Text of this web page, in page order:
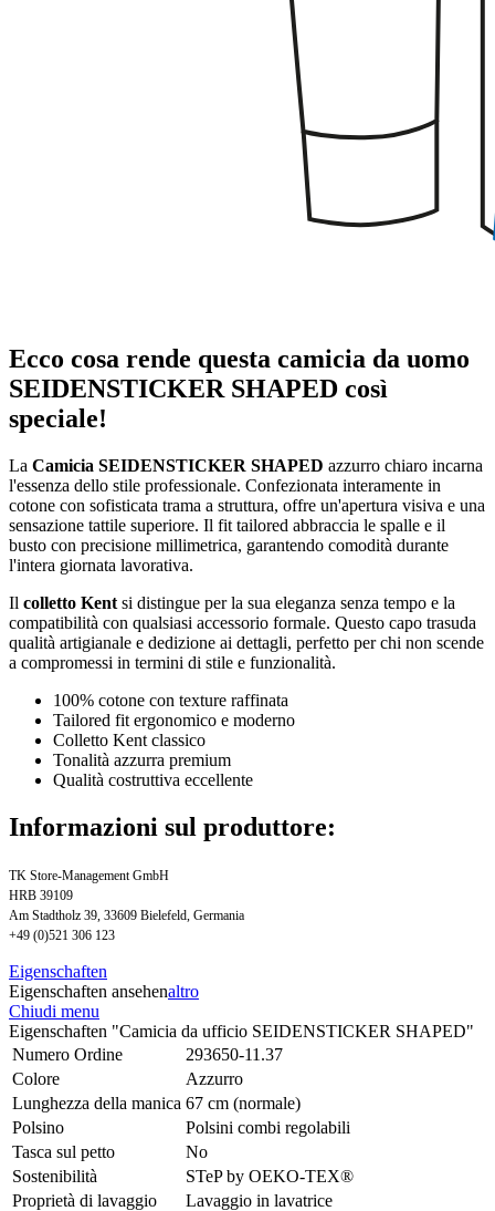
Ecco cosa rende questa camicia da uomo
SEIDENSTICKER SHAPED così
speciale!
La Camicia SEIDENSTICKER SHAPED azzurro chiaro incarna
l'essenza dello stile professionale. Confezionata interamente in
cotone con sofisticata trama a struttura, offre un'apertura visiva e una
sensazione tattile superiore. Il fit tailored abbraccia le spalle e il
busto con precisione millimetrica, garantendo comodità durante
l'intera giornata lavorativa.
Il colletto Kent si distingue per la sua eleganza senza tempo e la
compatibilità con qualsiasi accessorio formale. Questo capo trasuda
qualità artigianale e dedizione ai dettagli, perfetto per chi non scende
a compromessi in termini di stile e funzionalità.
100% cotone con texture raffinata
Tailored fit ergonomico e moderno
Colletto Kent classico
Tonalità azzurra premium
Qualità costruttiva eccellente
Informazioni sul produttore:
TK Store-Management GmbH
HRB 39109
Am Stadtholz 39, 33609 Bielefeld, Germania
+49 (0)521 306 123
Eigenschaften
Eigenschaften ansehenaltro
Chiudi menu
Eigenschaften "Camicia da ufficio SEIDENSTICKER SHAPED"
Numero Ordine
293650-11.37
Colore
Azzurro
Lunghezza della manica 67 cm (normale)
Polsino
Polsini combi regolabili
Tasca sul petto
No
Sostenibilità
STeP by OEKO-TEX®
Proprietà di lavaggio
Lavaggio in lavatrice